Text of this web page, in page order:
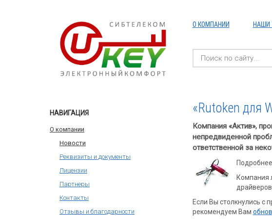
О КОМПАНИИ НАШИ
«Rutoken для
Компания «Актив»,
непредвиденной
ответственной за
Компания
Если Вы столкнулись с
рекомендуем Вам
НАВИГАЦИЯ
О компании
Новости
Реквизиты и документы
Лицензии
Партнеры
Контакты
Отзывы и благодарности